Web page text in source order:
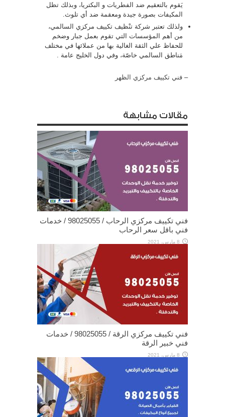
يَقوم بالتعقيم ضد الفطريات و البكتريا، وبذلك تظل
المكيفات بصورة جيدة ومعقمة ضد أي تلوث.
ولذلك تعتبر شركة تنْظيف تكييف مركزي السالمي،
من أهم المؤسسات التي تقوم بعمل جبار وضخم
للحفاظ علي الثقة الغالية بها من عملائها في مختلف
مَناطق السالمي خاصّة، وفي دول الخليج عامة .
– فني تكييف مركزي الظهر
مقالات مشابهة
فني تكييف مركزي الرحاب / 98025055 / خدمات
فني باقل سعر الرحاب
8 مارس، 2021
فني تكييف مركزي الرقة / 98025055 / خدمات
فني خبير الرقة
8 مارس، 2021